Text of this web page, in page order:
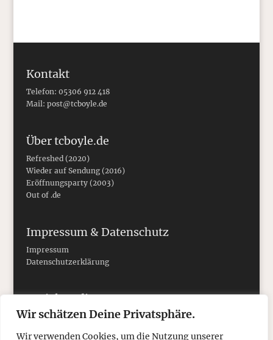
Wir schätzen Deine Privatsphäre.
Wir verwenden Cookies, um die Nutzung unserer
Kontakt
Telefon: 05306 912 418
Mail: post@tcboyle.de
Über tcboyle.de
Refreshed (2020)
Wieder auf Sendung (2016)
Eröffnungsparty (2003)
Out of .de
Impressum & Datenschutz
Impressum
Datenschutzerklärung
Social Media